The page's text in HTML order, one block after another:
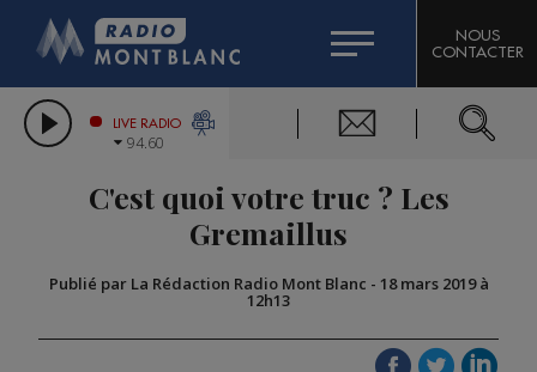
LES CHRONIQUES DE L'EXPERT
CITIZEN MACHINERY
GRAND MASSIF DOMAINES SKIABLES
BIGARD
COMPAGNIE DU MONT-BLANC
NOUS
CONTACTER
LIVE RADIO
94.60
C'est quoi votre truc ? Les
Gremaillus
Publié par La Rédaction Radio Mont Blanc - 18 mars 2019 à
12h13